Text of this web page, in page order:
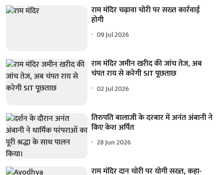
राम मंदिर चढ़ावा चोरी पर सख्त कार्रवाई
होगी
09 Jul 2026
राम मंदिर जमीन खरीद की जांच तेज, अब
चंपत राय से करेगी SIT पूछताछ
02 Jul 2026
तिरुपति बालाजी के दरबार में अनंत अंबानी ने
किए केश अर्पित
28 Jun 2026
राम मंदिर दान चोरी पर योगी सख्त, कहा-